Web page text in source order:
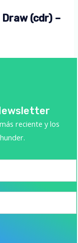
(cdr) –
reciente y los